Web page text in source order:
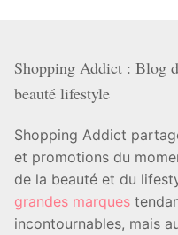
Shopping Addict : Blog
beauté lifestyle
Shopping Addict
et promotions du
de la beauté et du
grandes marques
incontournables, mais